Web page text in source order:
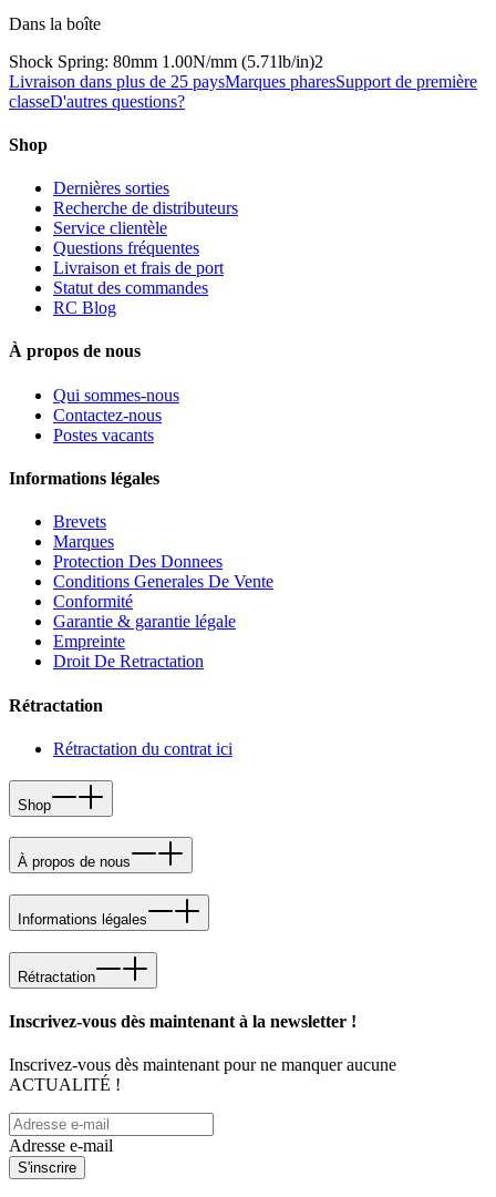
Dans la boîte
Shock Spring: 80mm 1.00N/mm (5.71lb/in)2
Livraison dans plus de 25 paysMarques pharesSupport de première
classeD'autres questions?
Shop
Dernières sorties
Recherche de distributeurs
Service clientèle
Questions fréquentes
Livraison et frais de port
Statut des commandes
RC Blog
À propos de nous
Qui sommes-nous
Contactez-nous
Postes vacants
Informations légales
Brevets
Marques
Protection Des Donnees
Conditions Generales De Vente
Conformité
Garantie & garantie légale
Empreinte
Droit De Retractation
Rétractation
Rétractation du contrat ici
Shop
À propos de nous
Informations légales
Rétractation
Inscrivez-vous dès maintenant à la newsletter !
Inscrivez-vous dès maintenant pour ne manquer aucune
ACTUALITÉ !
Adresse e-mail
S'inscrire